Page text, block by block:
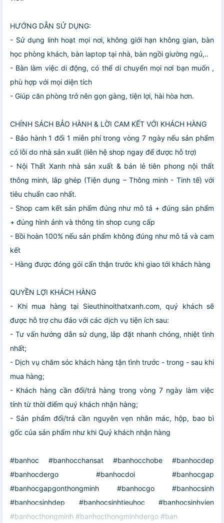
HƯỚNG DẪN SỬ DỤNG:
- Sử dụng linh hoạt mọi nơi, không giới hạn không gian, bàn
học phòng khách, bàn laptop tại nhà, bàn ngồi giường ngủ,..
- Bàn làm việc di động, có thể di chuyển mọi nơi bạn muốn ,
phù hợp với mọi diện tích
- Giúp căn phòng trở nên gọn gàng, tiện lợi, hài hòa hơn.
CHÍNH SÁCH BẢO HÀNH & LỜI CAM KẾT VỚI KHÁCH HÀNG
- Bảo hành 1 đổi 1 miễn phí trong vòng 7 ngày nếu sản phẩm
có lỗi do nhà sản xuất (liên hệ shop ngay để được hỗ trợ)
- Nội Thất Xanh nhà sản xuất & bán lẻ tiên phong nội thất
thông minh, lắp ghép (Tiện dụng – Thông minh - Tinh tế) với
tiêu chuẩn cao nhất.
- Shop cam kết sản phẩm đúng như mô tả + đúng sản phẩm
+ đúng hình ảnh và thông tin shop cung cấp
- Bồi hoàn 100% nếu sản phẩm không đúng như mô tả và cam
kết
- Hàng được đóng gói cẩn thận trước khi giao tới khách hàng
QUYỀN LỢI KHÁCH HÀNG
- Khi mua hàng tại Sieuthinoithatxanh.com, quý khách sẽ
được hỗ trợ chu đáo với các dịch vụ tiện ích sau:
- Tư vấn hướng dẫn sử dụng, lắp đặt nhanh chóng, nhiệt tình
nhất;
- Dịch vụ chăm sóc khách hàng tận tình trước - trong - sau khi
mua hàng;
- Khách hàng cần đổi/trả hàng trong vòng 7 ngày làm việc
tính từ thời điểm quý khách nhận hàng;
- Sản phẩm đổi/trả cần nguyên vẹn nhãn mác, hộp, bao bì
gốc của sản phẩm như khi Quý khách nhận hàng
#banhoc #banhocchansat #banhocchobe #banhocdep
#banhocdergo #banhocdoi #banhocgap
#banhocgapgonthongminh #banhocgo #banhocsinh
#banhocsinhdep #banhocsinhtieuhoc #banhocsinhvien
#banhocthongminh #banhocthongminhdergo #ban